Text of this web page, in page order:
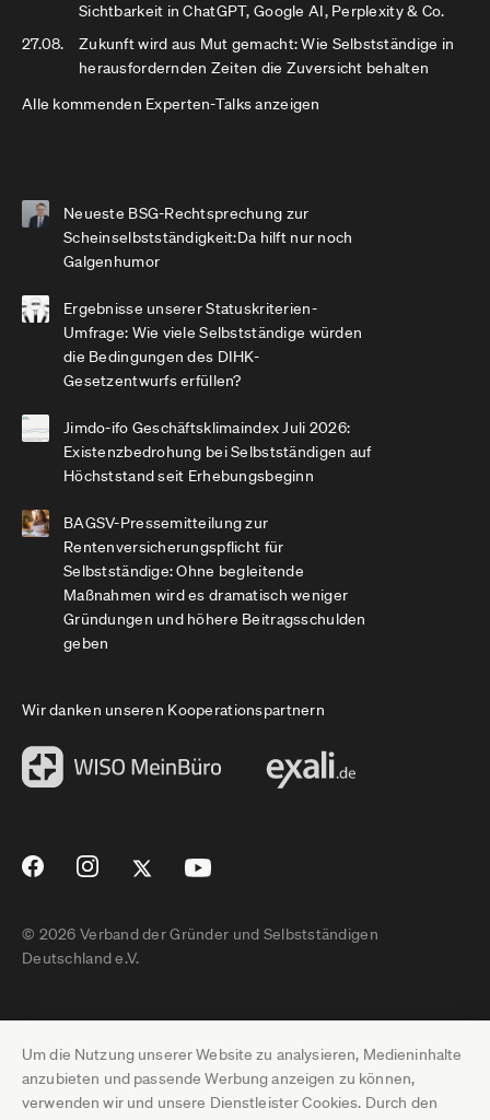
Um die Nutzung unserer Website zu analysieren, Medieninhalte
anzubieten und passende Werbung anzeigen zu können,
verwenden wir und unsere Dienstleister Cookies. Durch den
Sichtbarkeit in ChatGPT, Google AI, Perplexity & Co.
27.08.
Zukunft wird aus Mut gemacht: Wie Selbstständige in
herausfordernden Zeiten die Zuversicht behalten
Alle kommenden Experten-Talks anzeigen
Neueste BSG-Rechtsprechung zur
Scheinselbstständigkeit:Da hilft nur noch
Galgenhumor
Ergebnisse unserer Statuskriterien-
Umfrage: Wie viele Selbstständige würden
die Bedingungen des DIHK-
Gesetzentwurfs erfüllen?
Jimdo-ifo Geschäftsklimaindex Juli 2026:
Existenzbedrohung bei Selbstständigen auf
Höchststand seit Erhebungsbeginn
BAGSV-Pressemitteilung zur
Rentenversicherungspflicht für
Selbstständige: Ohne begleitende
Maßnahmen wird es dramatisch weniger
Gründungen und höhere Beitragsschulden
geben
Wir danken unseren Kooperationspartnern
© 2026 Verband der Gründer und Selbstständigen
Deutschland e.V.
Impressum
Datenschutz